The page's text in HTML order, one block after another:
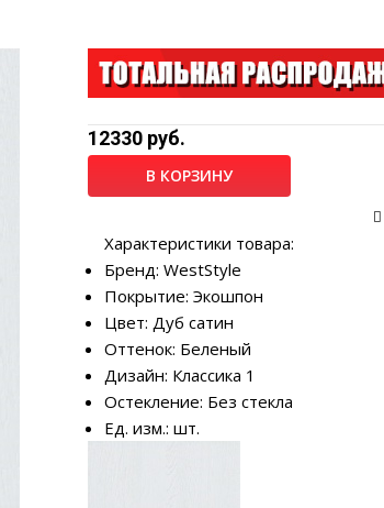
12330 руб.
В КОРЗИНУ
Характеристики товара:
Бренд: WestStyle
Покрытие: Экошпон
Цвет: Дуб сатин
Оттенок: Беленый
Дизайн: Классика 1
Остекление: Без стекла
Ед. изм.: шт.